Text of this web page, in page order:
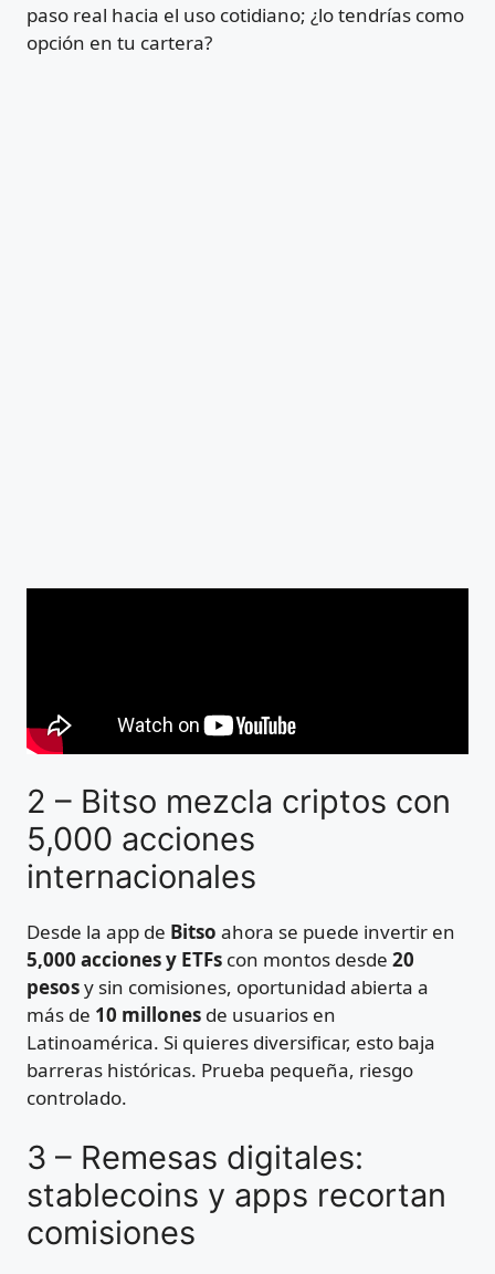
paso real hacia el uso cotidiano; ¿lo tendrías como
opción en tu cartera?
2 – Bitso mezcla criptos con
5,000 acciones
internacionales
Desde la app de Bitso ahora se puede invertir en
5,000 acciones y ETFs con montos desde 20
pesosy sin comisiones, oportunidad abierta a
más de 10 millones de usuarios en
Latinoamérica. Si quieres diversificar, esto baja
barreras históricas. Prueba pequeña, riesgo
controlado.
3 – Remesas digitales:
stablecoins y apps recortan
comisiones